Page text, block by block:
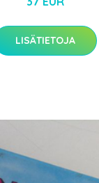
LISÄTIETOJA